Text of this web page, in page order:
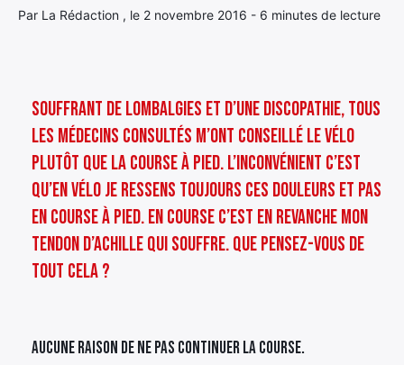
Par La Rédaction , le 2 novembre 2016 - 6 minutes de lecture
Souffrant de lombalgies et d’une discopathie, tous
les médecins consultés m’ont conseillé le vélo
plutôt que la course à pied. L’inconvénient c’est
qu’en vélo je ressens toujours ces douleurs et pas
en course à pied. En course c’est en revanche mon
tendon d’Achille qui souffre. Que pensez-vous de
tout cela ?
Aucune raison de ne pas continuer la course.